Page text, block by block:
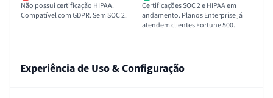
Não possui certificação HIPAA.
Compatível com GDPR. Sem SOC 2.
Certificações SOC 2 e HIPAA em
andamento. Planos Enterprise já
atendem clientes Fortune 500.
Experiência de Uso & Configuração